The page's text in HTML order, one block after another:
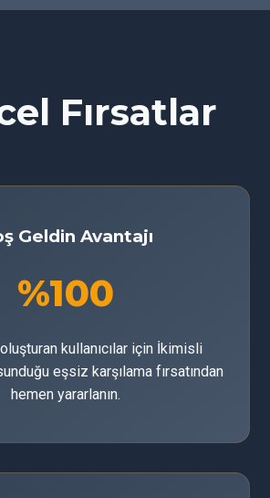
Fırsatlar
Geldin Avantajı
%100
kullanıcılar için İkimisli
eşsiz karşılama fırsatından
hemen yararlanın.